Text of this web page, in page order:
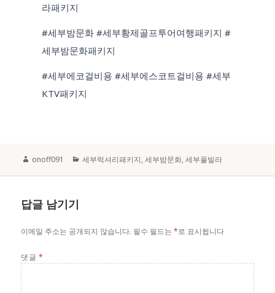
라패키지
#세부밤문화 #세부황제골프투어여행패키지 #
세부밤문화패키지
#세부에코걸비용 #세부에스코트걸비용 #세부
KTV패키지
Author
onoff091 Categories
세부럭셔리패키지,세부밤문화,세부풀빌라
답글 남기기
이메일 주소는 공개되지 않습니다. 필수 필드는*로 표시됩니다
댓글 *